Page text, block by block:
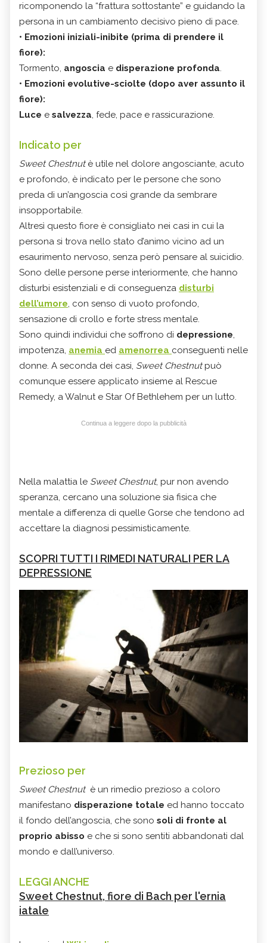
ricomponendo la “frattura sottostante” e guidando la
persona in un cambiamento decisivo pieno di pace.
• Emozioni iniziali-inibite (prima di prendere il
fiore):
Tormento, angoscia e disperazione profonda.
• Emozioni evolutive-sciolte (dopo aver assunto il
fiore):
Luce e salvezza, fede, pace e rassicurazione.
Indicato per
Sweet Chestnut è utile nel dolore angosciante, acuto
e profondo, è indicato per le persone che sono
preda di un’angoscia così grande da sembrare
insopportabile.
Altresì questo fiore è consigliato nei casi in cui la
persona si trova nello stato d’animo vicino ad un
esaurimento nervoso, senza però pensare al suicidio.
Sono delle persone perse interiormente, che hanno
disturbi esistenziali e di conseguenza disturbi
dell’umore, con senso di vuoto profondo,
sensazione di crollo e forte stress mentale.
Sono quindi individui che soffrono di depressione,
impotenza, anemia ed amenorrea conseguenti nelle
donne. A seconda dei casi, Sweet Chestnutpuò
comunque essere applicato insieme al Rescue
Remedy, a Walnut e Star Of Bethlehem per un lutto.
Continua a leggere dopo la pubblicità
Nella malattia le Sweet Chestnut, pur non avendo
speranza, cercano una soluzione sia fisica che
mentale a differenza di quelle Gorse che tendono ad
accettare la diagnosi pessimisticamente.
SCOPRI TUTTI I RIMEDI NATURALI PER LA
DEPRESSIONE
Prezioso per
Sweet Chestnut è un rimedio prezioso a coloro
manifestano disperazione totale ed hanno toccato
il fondo dell’angoscia, che sono soli di fronte al
proprio abisso e che si sono sentiti abbandonati dal
mondo e dall’universo.
LEGGI ANCHE
Sweet Chestnut, fiore di Bach per l'ernia
iatale